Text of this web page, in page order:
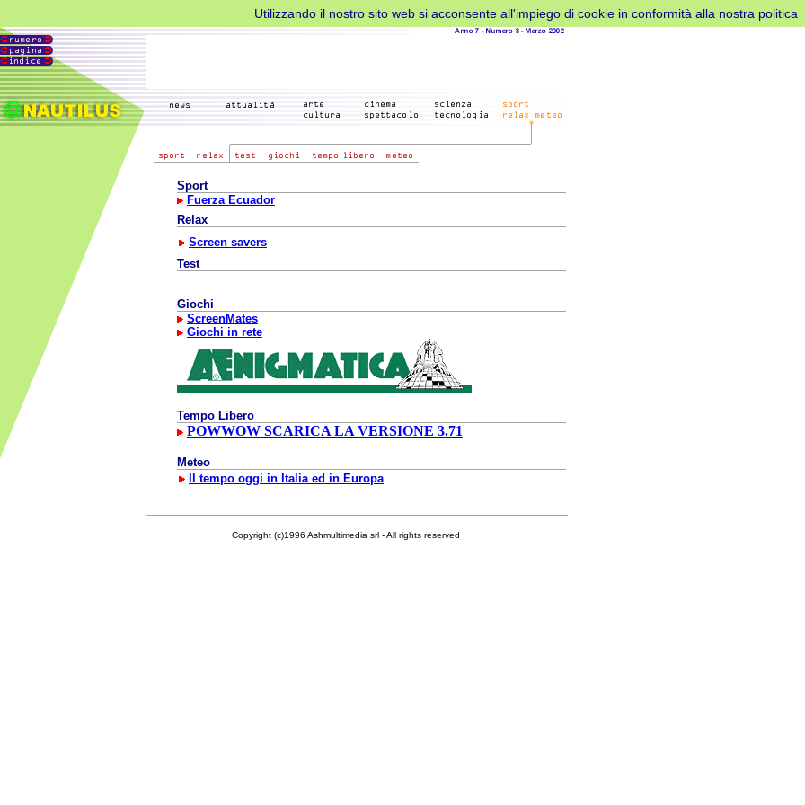
Utilizzando il nostro sito web si acconsente all'impiego di cookie in conformità alla nostra politica
Sport
Fuerza Ecuador
Relax
Screen savers
Test
Giochi
ScreenMates
Giochi in rete
Tempo Libero
POWWOW SCARICA LA VERSIONE 3.71
Meteo
Il tempo oggi in Italia ed in Europa
Copyright (c)1996 Ashmultimedia srl - All rights reserved